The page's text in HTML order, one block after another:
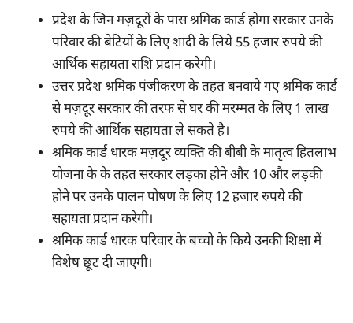
प्रदेश के जिन मज़दूरों के पास श्रमिक कार्ड होगा सरकार उनके
परिवार की बेटियों के लिए शादी के लिये 55 हजार रुपये की
आर्थिक सहायता राशि प्रदान करेगी।
उत्तर प्रदेश श्रमिक पंजीकरण के तहत बनवाये गए श्रमिक कार्ड
से मज़दूर सरकार की तरफ से घर की मरम्मत के लिए 1 लाख
रुपये की आर्थिक सहायता ले सकते है।
श्रमिक कार्ड धारक मज़दूर व्यक्ति की बीबी के मातृत्व हितलाभ
योजना के के तहत सरकार लड़का होने और 10 और लड़की
होने पर उनके पालन पोषण के लिए 12 हजार रुपये की
सहायता प्रदान करेगी।
श्रमिक कार्ड धारक परिवार के बच्चो के किये उनकी शिक्षा में
विशेष छूट दी जाएगी।